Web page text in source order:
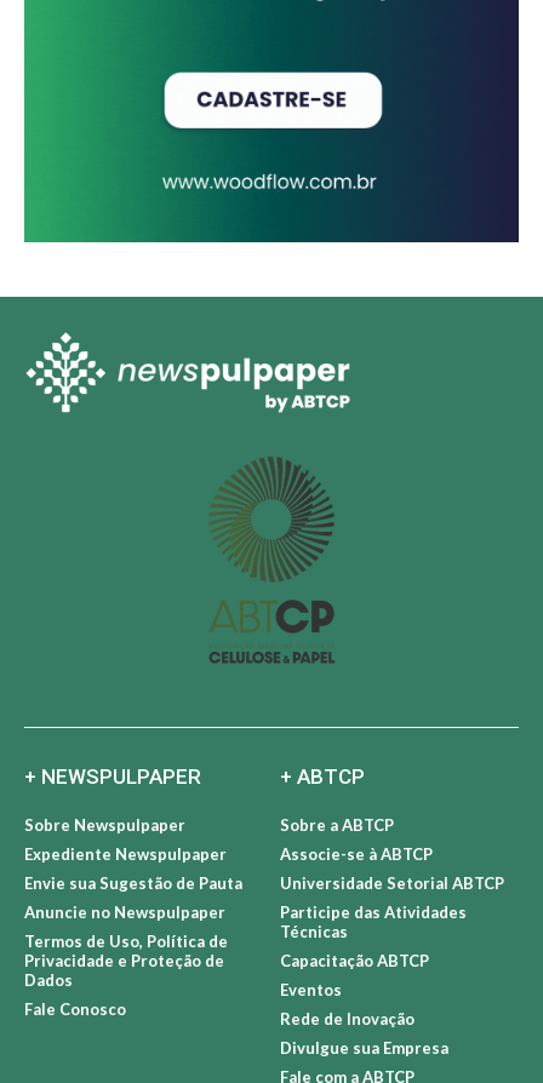
+ NEWSPULPAPER
Sobre Newspulpaper
Expediente Newspulpaper
Envie sua Sugestão de Pauta
Anuncie no Newspulpaper
Termos de Uso, Política de
Privacidade e Proteção de
Dados
Fale Conosco
+ ABTCP
Sobre a ABTCP
Associe-se à ABTCP
Universidade Setorial ABTCP
Participe das Atividades
Técnicas
Capacitação ABTCP
Eventos
Rede de Inovação
Divulgue sua Empresa
Fale com a ABTCP